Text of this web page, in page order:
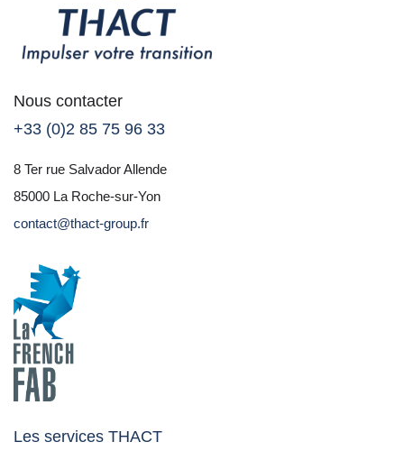
Nous contacter
+33 (0)2 85 75 96 33
8 Ter rue Salvador Allende
85000 La Roche-sur-Yon
contact@thact-group.fr
Les services THACT